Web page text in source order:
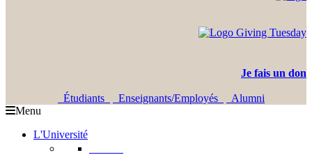
Je fais un don
Étudiants Enseignants/Employés
Alumni
Menu
L'Université